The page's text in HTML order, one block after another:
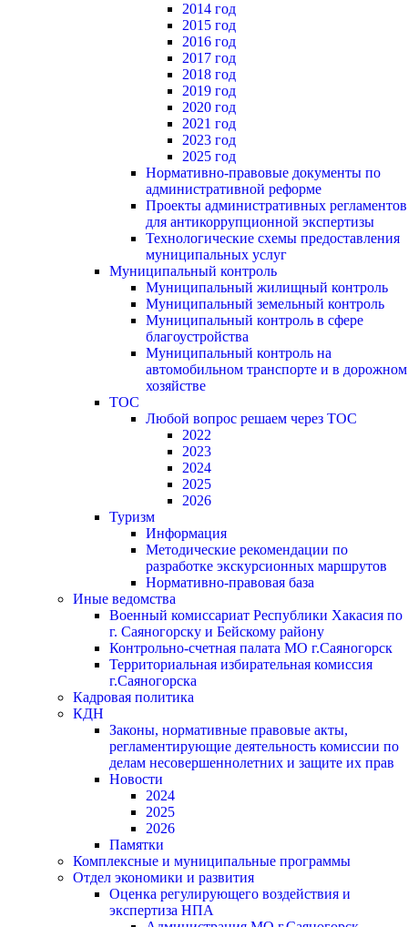
2014 год
2015 год
2016 год
2017 год
2018 год
2019 год
2020 год
2021 год
2023 год
2025 год
Нормативно-правовые документы по
административной реформе
Проекты административных регламентов
для антикоррупционной экспертизы
Технологические схемы предоставления
муниципальных услуг
Муниципальный контроль
Муниципальный жилищный контроль
Муниципальный земельный контроль
Муниципальный контроль в сфере
благоустройства
Муниципальный контроль на
автомобильном транспорте и в дорожном
хозяйстве
ТОС
Любой вопрос решаем через ТОС
2022
2023
2024
2025
2026
Туризм
Информация
Методические рекомендации по
разработке экскурсионных маршрутов
Нормативно-правовая база
Иные ведомства
Военный комиссариат Республики Хакасия по
г. Саяногорску и Бейскому району
Контрольно-счетная палата МО г.Саяногорск
Территориальная избирательная комиссия
г.Саяногорска
Кадровая политика
КДН
Законы, нормативные правовые акты,
регламентирующие деятельность комиссии по
делам несовершеннолетних и защите их прав
Новости
2024
2025
2026
Памятки
Комплексные и муниципальные программы
Отдел экономики и развития
Оценка регулирующего воздействия и
экспертиза НПА